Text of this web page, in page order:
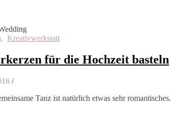
, Kreativwerkstatt
für die Hochzeit basteln
/
Tanz ist natürlich etwas sehr romantisches.